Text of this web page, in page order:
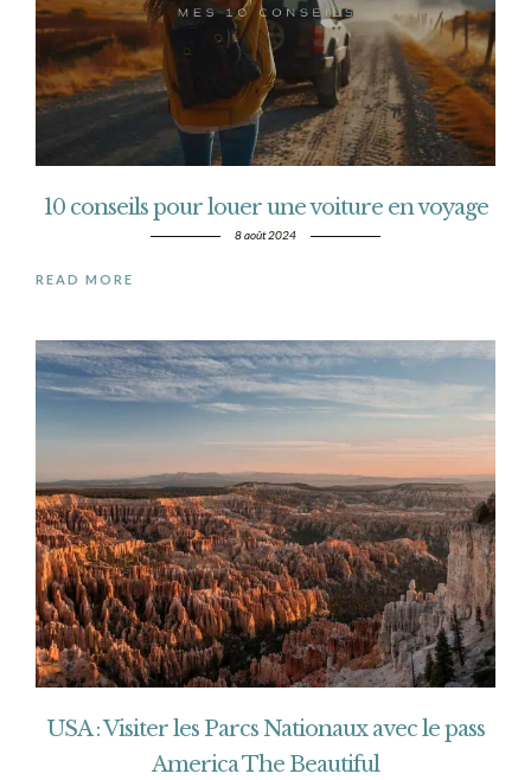
10 conseils pour louer une voiture en voyage
8 août 2024
READ MORE
USA : Visiter les Parcs Nationaux avec le pass
America The Beautiful